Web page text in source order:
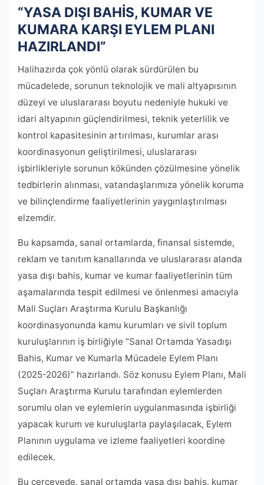
“YASA DIŞI BAHİS, KUMAR VE
KUMARA KARŞI EYLEM PLANI
HAZIRLANDI”
Halihazırda çok yönlü olarak sürdürülen bu
mücadelede, sorunun teknolojik ve mali altyapısının
düzeyi ve uluslararası boyutu nedeniyle hukuki ve
idari altyapının güçlendirilmesi, teknik yeterlilik ve
kontrol kapasitesinin artırılması, kurumlar arası
koordinasyonun geliştirilmesi, uluslararası
işbirlikleriyle sorunun kökünden çözülmesine yönelik
tedbirlerin alınması, vatandaşlarımıza yönelik koruma
ve bilinçlendirme faaliyetlerinin yaygınlaştırılması
elzemdir.
Bu kapsamda, sanal ortamlarda, finansal sistemde,
reklam ve tanıtım kanallarında ve uluslararası alanda
yasa dışı bahis, kumar ve kumar faaliyetlerinin tüm
aşamalarında tespit edilmesi ve önlenmesi amacıyla
Mali Suçları Araştırma Kurulu Başkanlığı
koordinasyonunda kamu kurumları ve sivil toplum
kuruluşlarının iş birliğiyle “Sanal Ortamda Yasadışı
Bahis, Kumar ve Kumarla Mücadele Eylem Planı
(2025-2026)” hazırlandı. Söz konusu Eylem Planı, Mali
Suçları Araştırma Kurulu tarafından eylemlerden
sorumlu olan ve eylemlerin uygulanmasında işbirliği
yapacak kurum ve kuruluşlarla paylaşılacak, Eylem
Planının uygulama ve izleme faaliyetleri koordine
edilecek.
Bu çerçevede, sanal ortamda yasa dışı bahis, kumar